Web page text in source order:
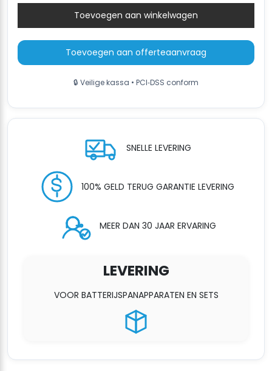
Toevoegen aan winkelwagen
Toevoegen aan offerteaanvraag
🔒 Veilige kassa • PCI‑DSS conform
SNELLE LEVERING
100% GELD TERUG GARANTIE LEVERING
MEER DAN 30 JAAR ERVARING
LEVERING
VOOR BATTERIJSPANAPPARATEN EN SETS